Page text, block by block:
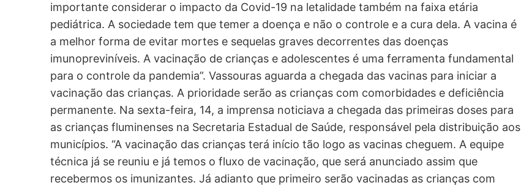
importante considerar o impacto da Covid-19 na letalidade também na faixa etária
pediátrica. A sociedade tem que temer a doença e não o controle e a cura dela. A vacina é
a melhor forma de evitar mortes e sequelas graves decorrentes das doenças
imunopreviníveis. A vacinação de crianças e adolescentes é uma ferramenta fundamental
para o controle da pandemia”. Vassouras aguarda a chegada das vacinas para iniciar a
vacinação das crianças. A prioridade serão as crianças com comorbidades e deficiência
permanente. Na sexta-feira, 14, a imprensa noticiava a chegada das primeiras doses para
as crianças fluminenses na Secretaria Estadual de Saúde, responsável pela distribuição aos
municípios. “A vacinação das crianças terá início tão logo as vacinas cheguem. A equipe
técnica já se reuniu e já temos o fluxo de vacinação, que será anunciado assim que
recebermos os imunizantes. Já adianto que primeiro serão vacinadas as crianças com